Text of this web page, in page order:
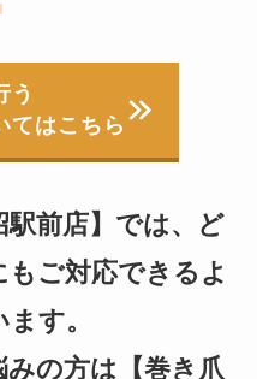
う
てはこちら
駅前店】では、ど
ご対応できるよ
す。
の方は【巻き爪